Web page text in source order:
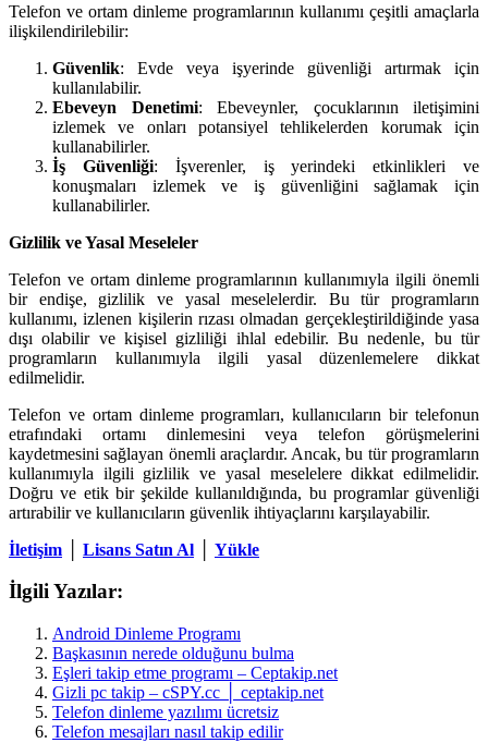
Telefon ve ortam dinleme programlarının kullanımı çeşitli amaçlarla
ilişkilendirilebilir:
Güvenlik: Evde veya işyerinde güvenliği artırmak için
kullanılabilir.
Ebeveyn Denetimi: Ebeveynler, çocuklarının iletişimini
izlemek ve onları potansiyel tehlikelerden korumak için
kullanabilirler.
İş Güvenliği: İşverenler, iş yerindeki etkinlikleri ve
konuşmaları izlemek ve iş güvenliğini sağlamak için
kullanabilirler.
Gizlilik ve Yasal Meseleler
Telefon ve ortam dinleme programlarının kullanımıyla ilgili önemli
bir endişe, gizlilik ve yasal meselelerdir. Bu tür programların
kullanımı, izlenen kişilerin rızası olmadan gerçekleştirildiğinde yasa
dışı olabilir ve kişisel gizliliği ihlal edebilir. Bu nedenle, bu tür
programların kullanımıyla ilgili yasal düzenlemelere dikkat
edilmelidir.
Telefon ve ortam dinleme programları, kullanıcıların bir telefonun
etrafındaki ortamı dinlemesini veya telefon görüşmelerini
kaydetmesini sağlayan önemli araçlardır. Ancak, bu tür programların
kullanımıyla ilgili gizlilik ve yasal meselelere dikkat edilmelidir.
Doğru ve etik bir şekilde kullanıldığında, bu programlar güvenliği
artırabilir ve kullanıcıların güvenlik ihtiyaçlarını karşılayabilir.
İletişim
Lisans Satın Al Yükle
İlgili Yazılar:
Android Dinleme Programı
Başkasının nerede olduğunu bulma
Eşleri takip etme programı – Ceptakip.net
Gizli pc takip – cSPY.cc │ ceptakip.net
Telefon dinleme yazılımı ücretsiz
Telefon mesajları nasıl takip edilir